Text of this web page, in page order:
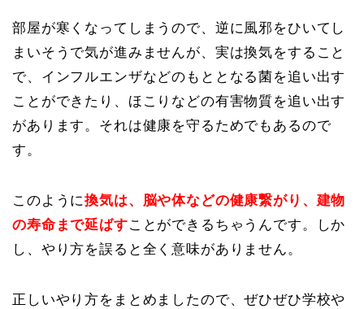
部屋が寒くなってしまうので、逆に風邪をひいてし
まいそうで気が進みませんが、実は換気をすること
で、インフルエンザなどのもととなる菌を追い出す
ことができたり、ほこりなどの有害物質を追い出す
があります。それは健康を守るためでもあるので
す。
このように換気は、脳や体などの健康繋がり、建物
の寿命まで延ばすことができるちゃうんです。しか
し、やり方を誤ると全く意味がありません。
正しいやり方をまとめましたので、ぜひぜひ学校や